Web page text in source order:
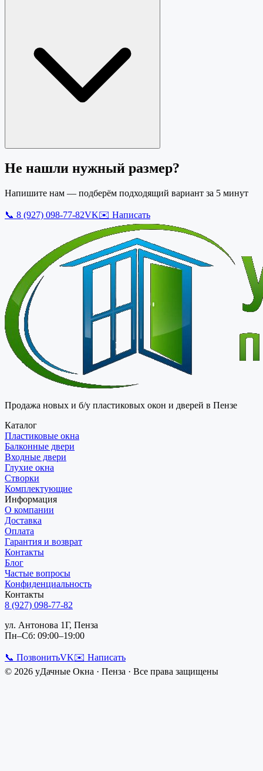
Не нашли нужный размер?
Напишите нам — подберём подходящий вариант за 5 минут
📞 8 (927) 098-77-82VK✉️ Написать
Продажа новых и б/у пластиковых окон и дверей в Пензе
Каталог
Пластиковые окна
Балконные двери
Входные двери
Глухие окна
Створки
Комплектующие
Информация
О компании
Доставка
Оплата
Гарантия и возврат
Контакты
Блог
Частые вопросы
Конфиденциальность
Контакты
8 (927) 098-77-82
ул. Антонова 1Г, Пенза
Пн–Сб: 09:00–19:00
📞 ПозвонитьVK✉️ Написать
© 2026 уДачные Окна · Пенза · Все права защищены